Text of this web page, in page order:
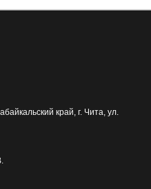
край, г. Чита ул.